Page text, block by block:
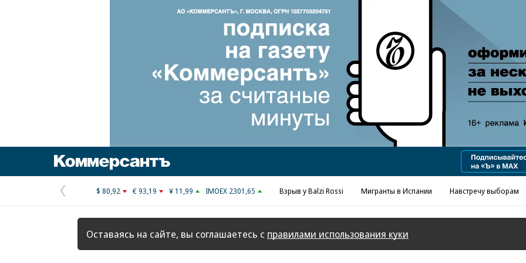
Реклама в «Ъ» www.kommersant.ru/ad
Предыдущая
страница
$ 80,92 € 93,19 ¥ 11,99 IMOEX 2301,65 Взрыв у Balzi Rossi Мигранты в Испании Навстречу выборам
Оставаясь на сайте, вы соглашаетесь с правилами использования куки